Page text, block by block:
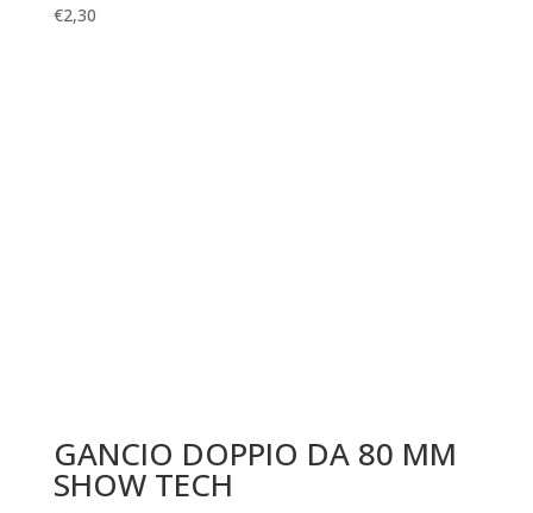
€2,30
GANCIO DOPPIO DA 80 MM
SHOW TECH